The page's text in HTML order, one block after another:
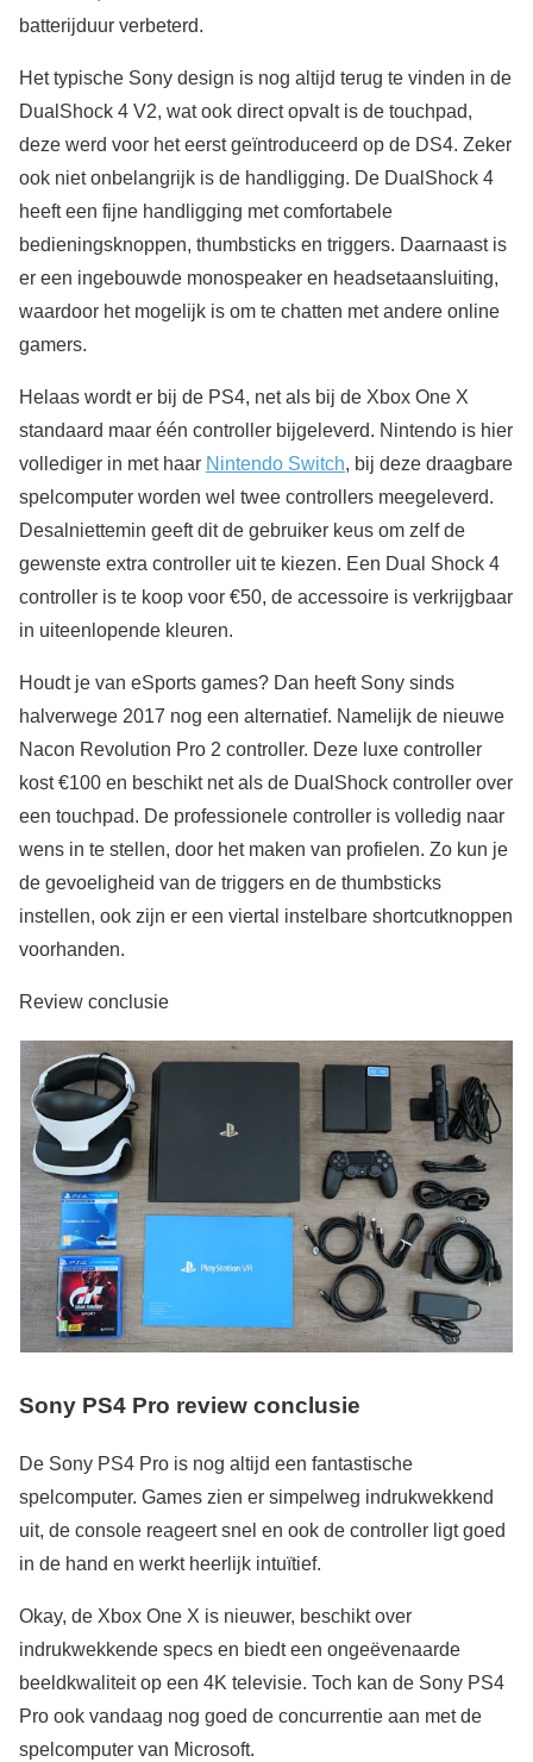
batterijduur verbeterd.
Het typische Sony design is nog altijd terug te vinden in de
DualShock 4 V2, wat ook direct opvalt is de touchpad,
deze werd voor het eerst geïntroduceerd op de DS4. Zeker
ook niet onbelangrijk is de handligging. De DualShock 4
heeft een fijne handligging met comfortabele
bedieningsknoppen, thumbsticks en triggers. Daarnaast is
er een ingebouwde monospeaker en headsetaansluiting,
waardoor het mogelijk is om te chatten met andere online
gamers.
Helaas wordt er bij de PS4, net als bij de Xbox One X
standaard maar één controller bijgeleverd. Nintendo is hier
vollediger in met haar Nintendo Switch, bij deze draagbare
spelcomputer worden wel twee controllers meegeleverd.
Desalniettemin geeft dit de gebruiker keus om zelf de
gewenste extra controller uit te kiezen. Een Dual Shock 4
controller is te koop voor €50, de accessoire is verkrijgbaar
in uiteenlopende kleuren.
Houdt je van eSports games? Dan heeft Sony sinds
halverwege 2017 nog een alternatief. Namelijk de nieuwe
Nacon Revolution Pro 2 controller. Deze luxe controller
kost €100 en beschikt net als de DualShock controller over
een touchpad. De professionele controller is volledig naar
wens in te stellen, door het maken van profielen. Zo kun je
de gevoeligheid van de triggers en de thumbsticks
instellen, ook zijn er een viertal instelbare shortcutknoppen
voorhanden.
Review conclusie
Sony PS4 Pro review conclusie
De Sony PS4 Pro is nog altijd een fantastische
spelcomputer. Games zien er simpelweg indrukwekkend
uit, de console reageert snel en ook de controller ligt goed
in de hand en werkt heerlijk intuïtief.
Okay, de Xbox One X is nieuwer, beschikt over
indrukwekkende specs en biedt een ongeëvenaarde
beeldkwaliteit op een 4K televisie. Toch kan de Sony PS4
Pro ook vandaag nog goed de concurrentie aan met de
spelcomputer van Microsoft.